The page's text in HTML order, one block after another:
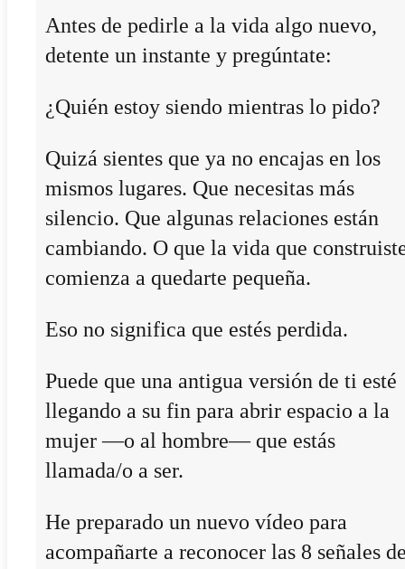
Antes de pedirle a la vida algo nuevo,
detente un instante y pregúntate:
¿Quién estoy siendo mientras lo pido?
Quizá sientes que ya no encajas en los
mismos lugares. Que necesitas más
silencio. Que algunas relaciones están
cambiando. O que la vida que
comienza a quedarte pequeña.
Eso no significa que estés perdida.
Puede que una antigua versión de ti esté
llegando a su fin para abrir espacio a la
mujer —o al hombre— que estás
llamada/o a ser.
He preparado un nuevo vídeo para
acompañarte a reconocer las 8 señales